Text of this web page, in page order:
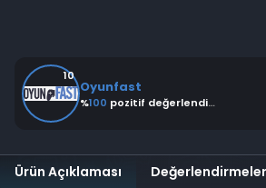
10
Oyunfast
%100 pozitif değerlendirme
Ürün Açıklaması